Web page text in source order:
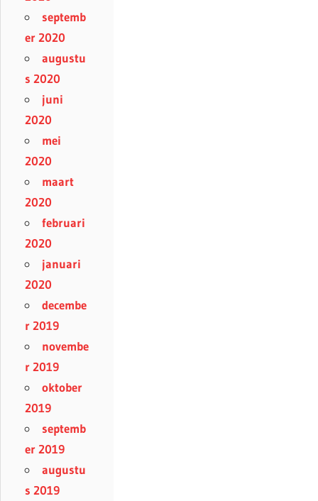
septemb
er 2020
augustu
s 2020
juni
2020
mei
2020
maart
2020
februari
2020
januari
2020
decembe
r 2019
novembe
r 2019
oktober
2019
septemb
er 2019
augustu
s 2019